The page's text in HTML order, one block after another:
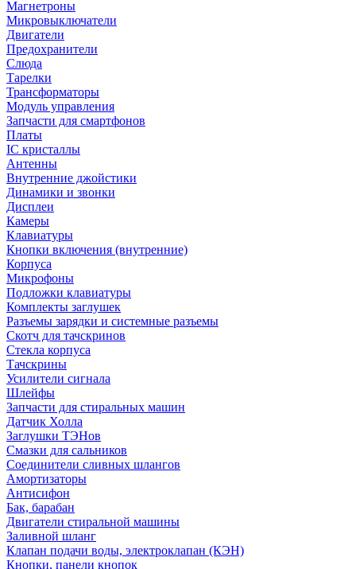
Магнетроны
Микровыключатели
Двигатели
Предохранители
Слюда
Тарелки
Трансформаторы
Модуль управления
Запчасти для смартфонов
Платы
IC кристаллы
Антенны
Внутренние джойстики
Динамики и звонки
Дисплеи
Камеры
Клавиатуры
Кнопки включения (внутренние)
Корпуса
Микрофоны
Подложки клавиатуры
Комплекты заглушек
Разъемы зарядки и системные разъемы
Скотч для тачскринов
Стекла корпуса
Тачскрины
Усилители сигнала
Шлейфы
Запчасти для стиральных машин
Датчик Холла
Заглушки ТЭНов
Смазки для сальников
Соединители сливных шлангов
Амортизаторы
Антисифон
Бак, барабан
Двигатели стиральной машины
Заливной шланг
Клапан подачи воды, электроклапан (КЭН)
Кнопки, панели кнопок